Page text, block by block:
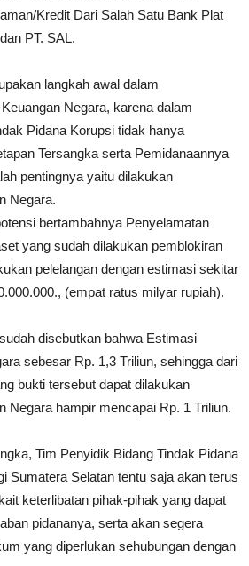
Kredit Dari Salah Satu Bank Plat
PT. SAL.
langkah awal dalam
Negara, karena dalam
Pidana Korupsi tidak hanya
Tersangka serta Pemidanaannya
pentingnya yaitu dilakukan
Negara.
bertambahnya Penyelamatan
yang sudah dilakukan pemblokiran
pelelangan dengan estimasi sekitar
(empat ratus milyar rupiah).
disebutkan bahwa Estimasi
sebesar Rp. 1,3 Triliun, sehingga dari
bukti tersebut dapat dilakukan
Negara hampir mencapai Rp. 1 Triliun.
Tim Penyidik Bidang Tindak Pidana
Sumatera Selatan tentu saja akan terus
keterlibatan pihak-pihak yang dapat
pidananya, serta akan segera
yang diperlukan sehubungan dengan